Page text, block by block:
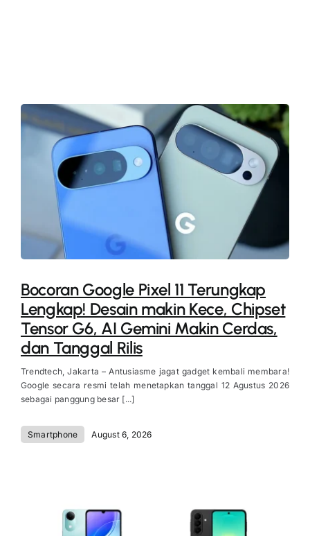
Bocoran Google Pixel 11 Terungkap
Lengkap! Desain makin Kece, Chipset
Tensor G6, AI Gemini Makin Cerdas,
dan Tanggal Rilis
Trendtech, Jakarta – Antusiasme jagat gadget kembali membara!
Google secara resmi telah menetapkan tanggal 12 Agustus 2026
sebagai panggung besar [...]
Smartphone August 6, 2026